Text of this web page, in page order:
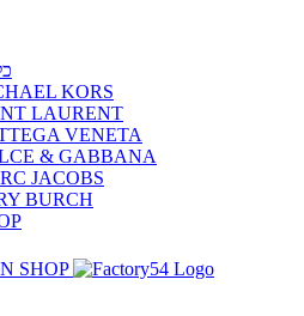
KORS
LAURENT
VENETA
& GABBANA
JACOBS
BURCH
SHOP